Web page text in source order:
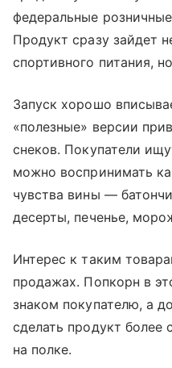
федеральные
Продукт сразу зайдет
спортивного питания,
Запуск хорошо
«полезные» версии
снеков. Покупатели
можно воспринимать
чувства вины —
десерты, печенье,
Интерес к таким
продажах. Попкорн в
знаком покупателю, а
сделать продукт
на полке.